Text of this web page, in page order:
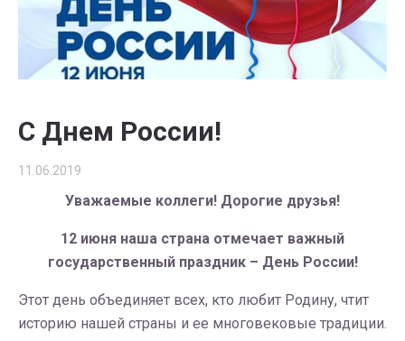
С Днем России!
11.06.2019
Уважаемые коллеги! Дорогие друзья!
12 июня наша страна отмечает важный
государственный праздник – День России!
Этот день объединяет всех, кто любит Родину, чтит
историю нашей страны и ее многовековые традиции.